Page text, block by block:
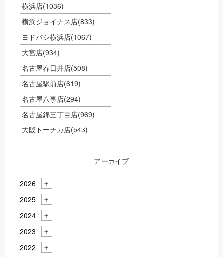
横浜店(1036)
横浜ジョイナス店(833)
ヨドバシ横浜店(1067)
大宮店(934)
名古屋春日井店(508)
名古屋駅前店(619)
名古屋八事店(294)
名古屋錦三丁目店(969)
大阪ドーチカ店(543)
アーカイブ
2026
2025
2024
2023
2022